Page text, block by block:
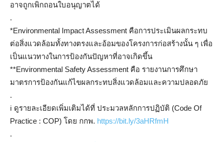
อาจถูกเพิกถอนใบอนุญาตได้
.
*Environmental Impact Assessment คือการประเมินผลกระทบ
ต่อสิ่งแวดล้อมทั้งทางตรงและอ้อมของโครงการก่อสร้างนั้น ๆ เพื่อ
เป็นแนวทางในการป้องกันปัญหาที่อาจเกิดขึ้น
**Environmental Safety Assessment คือ รายงานการศึกษา
มาตรการป้องกันแก้ไขผลกระทบสิ่งแวดล้อมและความปลอดภัย
.
ℹ️ ดูรายละเอียดเพิ่มเติมได้ที่ ประมวลหลักการปฏิบัติ (Code Of
Practice : COP) โดย กกพ. https://bit.ly/3aHRfmH
.